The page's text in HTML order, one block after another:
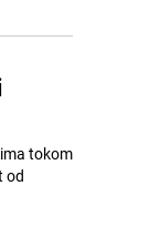
tokom
od